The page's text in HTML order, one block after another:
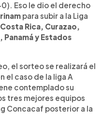
Eso le dio el derecho
para subir a la Liga
Rica, Curazao,
y Estados
el sorteo se realizará el
el caso de la liga A
contemplado su
tres mejores equipos
Concacaf posterior a la